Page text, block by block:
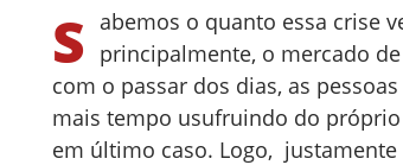
S abemos o quanto essa crise
principalmente, o mercado
com o passar dos dias, as
mais tempo usufruindo do
em último caso. Logo, justamente